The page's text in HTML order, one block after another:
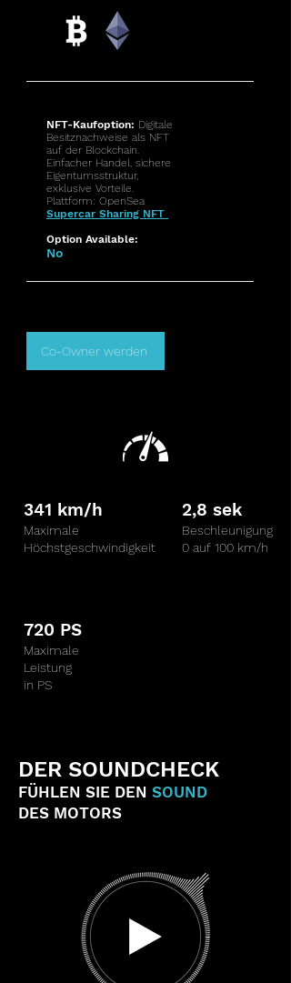
NFT-Kaufoption: Digitale
Besitznachweise als NFT
auf der Blockchain.
Einfacher Handel, sichere
Eigentumsstruktur,
exklusive Vorteile.
Plattform: OpenSea
Supercar Sharing NFT
Option Available:
No
Co-Owner werden
341 km/h
Maximale
Höchstgeschwindigkeit
2,8 sek
Beschleunigung
0 auf 100 km/h
720 PS
Maximale
Leistung
in PS
DER SOUNDCHECK
FÜHLEN SIE DEN SOUND
DES MOTORS